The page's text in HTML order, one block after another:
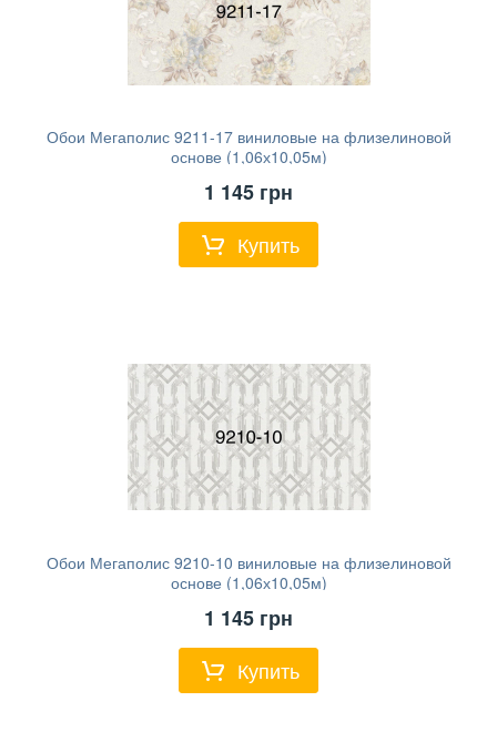
Обои Мегаполис 9211-17 виниловые на флизелиновой
основе (1,06х10,05м)
1 145 грн
Купить
Обои Мегаполис 9210-10 виниловые на флизелиновой
основе (1,06х10,05м)
1 145 грн
Купить